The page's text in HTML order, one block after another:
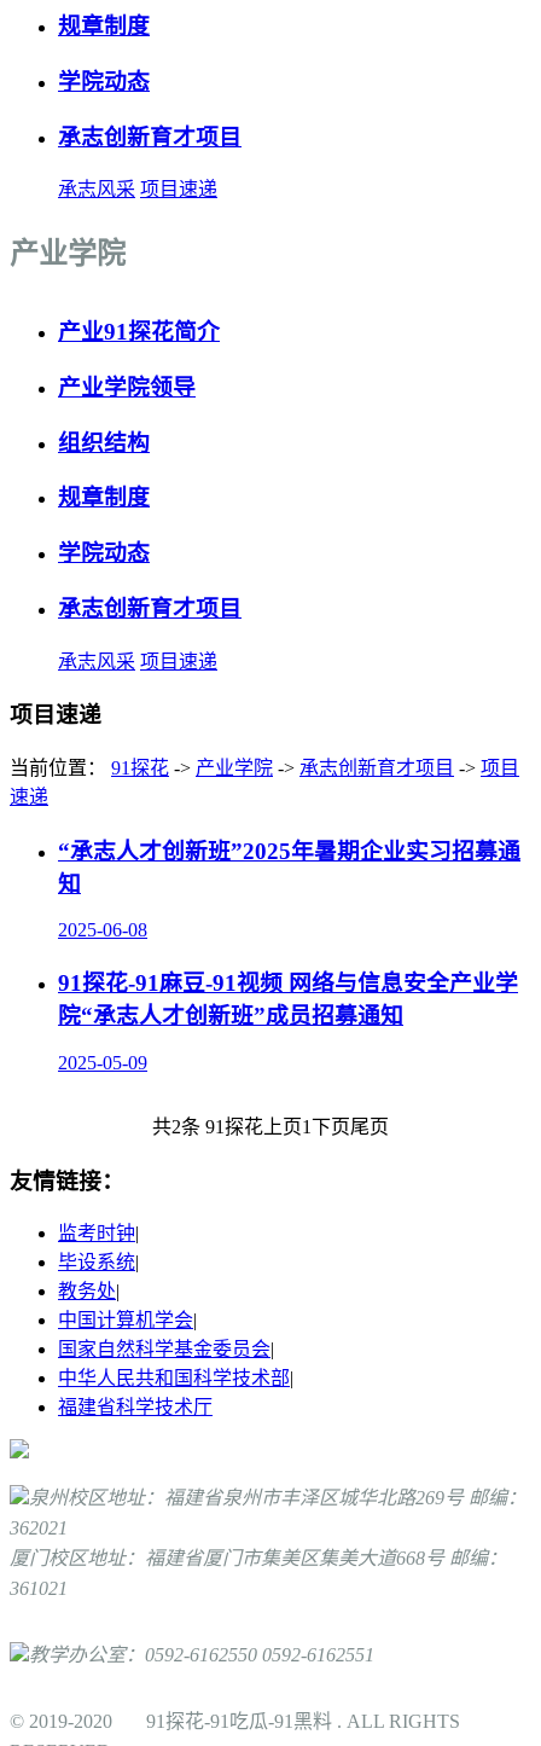
规章制度
学院动态
承志创新育才项目
承志风采 项目速递
产业学院
产业91探花简介
产业学院领导
组织结构
规章制度
学院动态
承志创新育才项目
承志风采 项目速递
项目速递
当前位置： 91探花 -> 产业学院 -> 承志创新育才项目 -> 项目
速递
“承志人才创新班”2025年暑期企业实习招募通
知
2025-06-08
91探花-91麻豆-91视频 网络与信息安全产业学
院“承志人才创新班”成员招募通知
2025-05-09
共2条 91探花 上页1下页尾页
友情链接：
监考时钟|
毕设系统|
教务处|
中国计算机学会|
国家自然科学基金委员会|
中华人民共和国科学技术部|
福建省科学技术厅
泉州校区地址：福建省泉州市丰泽区城华北路269号 邮编：
362021
厦门校区地址：福建省厦门市集美区集美大道668号 邮编：
361021
教学办公室：0592-6162550 0592-6162551
© 2019-2020 91探花-91吃瓜-91黑料 . ALL RIGHTS